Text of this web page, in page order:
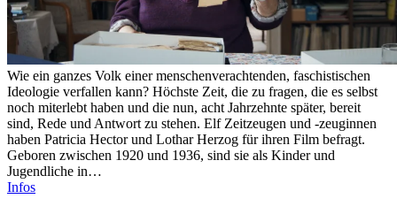
Wie ein ganzes Volk einer menschenverachtenden, faschistischen
Ideologie verfallen kann? Höchste Zeit, die zu fragen, die es selbst
noch miterlebt haben und die nun, acht Jahrzehnte später, bereit
sind, Rede und Antwort zu stehen. Elf Zeitzeugen und -zeuginnen
haben Patricia Hector und Lothar Herzog für ihren Film befragt.
Geboren zwischen 1920 und 1936, sind sie als Kinder und
Jugendliche in…
Infos